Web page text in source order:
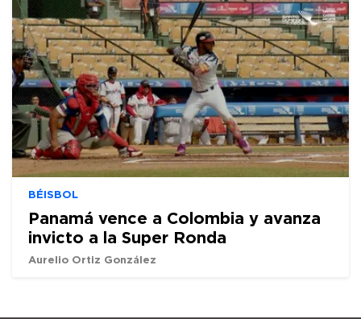
BÉISBOL
Panamá vence a Colombia y avanza
invicto a la Super Ronda
Aurelio Ortiz González